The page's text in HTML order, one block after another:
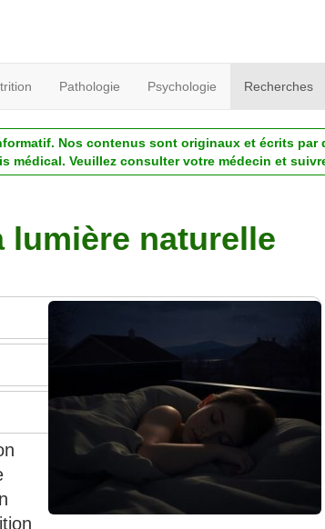
Pathologie Psychologie Recherches
Nos contenus sont originaux et écrits par
médical. Veuillez consulter votre médecin et
lumière naturelle